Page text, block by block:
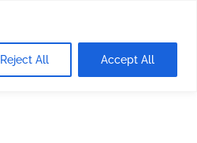
Reject All Accept All